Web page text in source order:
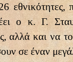
εθνικότητες,
ο κ. Γ.
αλλά και να
σε έναν